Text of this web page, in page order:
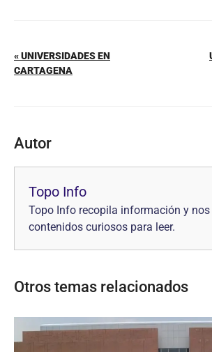
« UNIVERSIDADES EN
CARTAGENA
Autor
Topo Info
Topo Info recopila información y nos
contenidos curiosos para leer.
Otros temas relacionados